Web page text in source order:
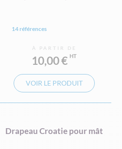
14 références
À PARTIR DE
10,00 €
VOIR LE PRODUIT
Drapeau Croatie pour mât